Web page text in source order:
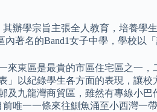
辦學宗旨主張全人教育，培養
著名的Band1女子中學，學校以
東區是最貴的市區住宅區之一，
」以紀錄學生各方面的表現，讓校
及九龍灣商貿區，雖然有專線小
唯一一條來往鰂魚涌至小西灣一